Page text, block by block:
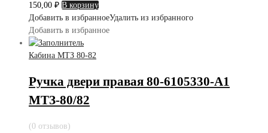
150,00 ₽ В корзину
Добавить в избранноеУдалить из избранного
Добавить в избранное
Кабина МТЗ 80-82
Ручка двери правая 80-6105330-А1
МТЗ-80/82
(0 отзывов)